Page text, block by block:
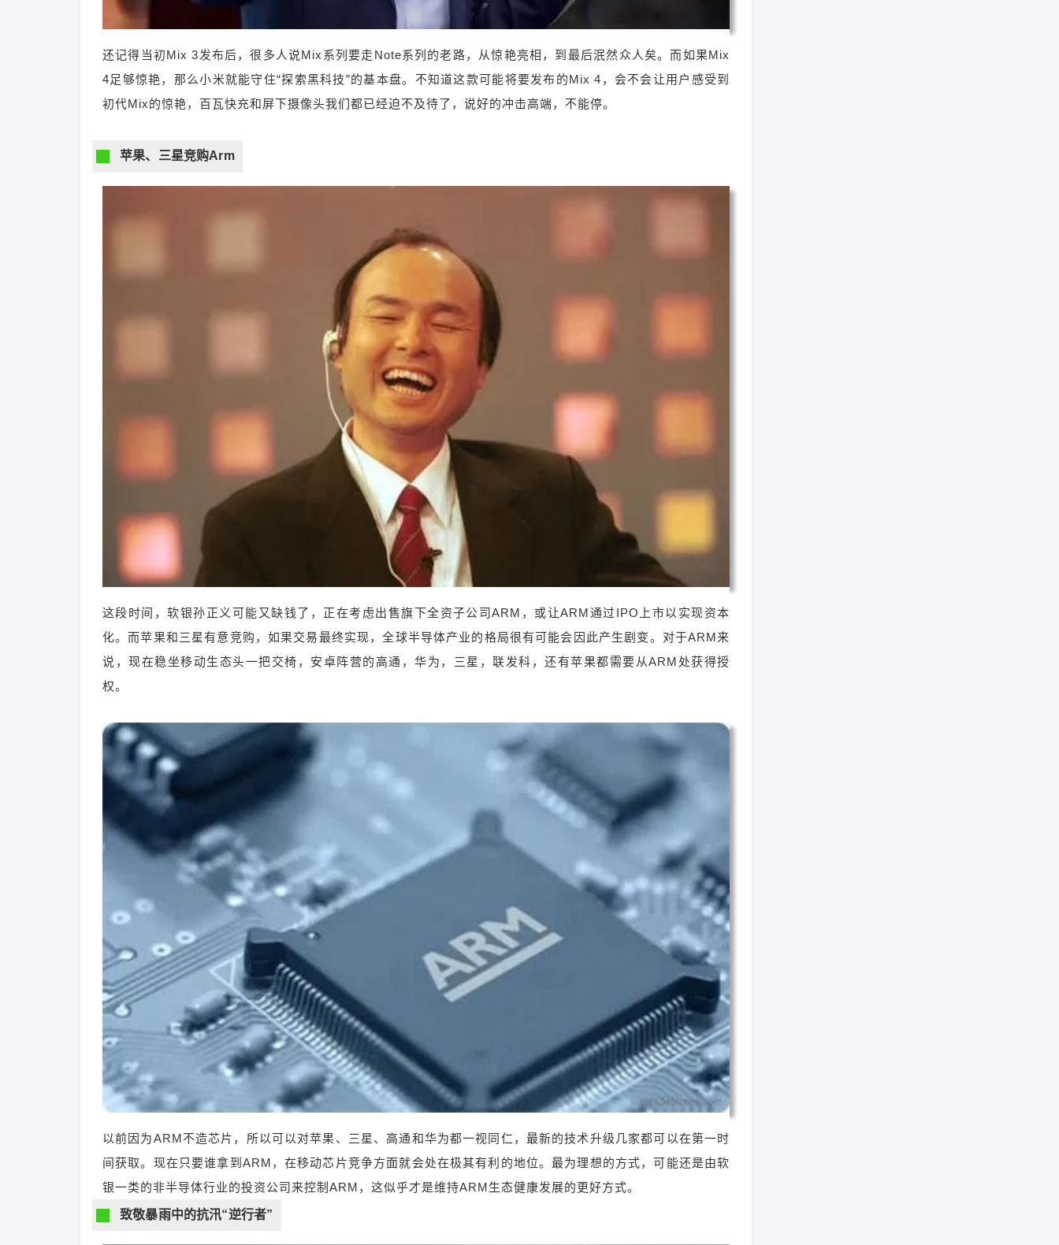
还记得当初Mix 3发布后，很多人说Mix系列要走Note系列的老路，从惊艳亮相，到最后泯然众人矣。而如果Mix
4足够惊艳，那么小米就能守住“探索黑科技”的基本盘。不知道这款可能将要发布的Mix 4，会不会让用户感受到
初代Mix的惊艳，百瓦快充和屏下摄像头我们都已经迫不及待了，说好的冲击高端，不能停。
苹果、三星竞购Arm
这段时间，软银孙正义可能又缺钱了，正在考虑出售旗下全资子公司ARM，或让ARM通过IPO上市以实现资本
化。而苹果和三星有意竞购，如果交易最终实现，全球半导体产业的格局很有可能会因此产生剧变。对于ARM来
说，现在稳坐移动生态头一把交椅，安卓阵营的高通，华为，三星，联发科，还有苹果都需要从ARM处获得授
权。
以前因为ARM不造芯片，所以可以对苹果、三星、高通和华为都一视同仁，最新的技术升级几家都可以在第一时
间获取。现在只要谁拿到ARM，在移动芯片竞争方面就会处在极其有利的地位。最为理想的方式，可能还是由软
银一类的非半导体行业的投资公司来控制ARM，这似乎才是维持ARM生态健康发展的更好方式。
致敬暴雨中的抗汛“逆行者”
【科技三分钟】“2+2=4”，雷军
亲自预热小米新品；苹果、三
雷军亲自预热小米新品 近日，小米集团董事长雷
军翻出来了小米Mix 2全陶瓷版，连发两条动态对
这部机型加以称赞，不少用户认为这是对即将发
布的新机小米Mix 4的预热，毕竟2+2=4，大家的
数学学得都挺好嘛！不过也有小伙伴分析，在小
米10“超大杯”上采用陶瓷机身的可能性或许更大
一些。自从Mix 3之后，小米Mix数字系列至今未
更新。而说到Mix 3，很多人都认为那是一款“充
满妥协”的产品。 还记得当初Mix 3发布后，很多
人说Mix系列要走Note系列的老路，从惊艳亮相，
到最后泯然众人矣。而如果Mix 4足够惊艳，那么
小米就能守住“探索黑科技”的基本盘。不知道这款
可能将要发布的Mix 4，会不会让用户感受到初代
Mix的惊艳，百瓦快充和屏下摄像头我们都已经迫
不及待了，说好的冲击高端，不能停。 苹果、
三星竞购Arm 这段时间，软银孙正义可能又缺钱
了，正在考虑出售旗下全资子公司ARM，或让AR
M通过IPO上市以实现资本化。而苹果和三星有意
竞购，如果交易最终实现，全球半导体产业的格
局很有可能会因此产生剧变。对于ARM来说，现
华为，三星，联发科，还有苹果都需要从ARM处
技术升级几家都可以在第一时间获取。现在只要
谁拿到ARM，在移动芯片竞争方面就会处在极其
有利的地位。最为理想的方式，可能还是由软银
一类的非半导体行业的投资公司来控制ARM，这
似乎才是维持ARM生态健康发展的更好方式。
致敬暴雨中的抗汛“逆行者” 雨一直下，大江大河
大湖的汛情最牵动人心，眼下，南方新一轮强降
雨进入了最强时段。在这场“防汛大考”中，“黑科
技”同样大显身手，北斗精准预警立功、雷达给堤
坝做“CT”、无人机开展救援……而在抗洪一线，
一幕幕军民合力的瞬间更是让人暖心，给每一位
一线抗洪的战士点赞，谢谢你们的守护。当前中
国已全面进入汛期，共有148条河流发生超过警戒
水位以上的洪水，而这几天的强降雨也不会是最
后一次，希望大家做好防大汛准备。 如此不平
静的庚子年，唯愿山河无恙、国泰民安。 0 收藏
扫描二维码继续阅读
2 5 10
20 元 50 元 自定义
付费内容